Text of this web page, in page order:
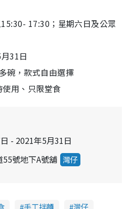
17:30；星期六日及公眾
31日
碗，款式自由選擇
用、只限堂食
- 2021年5月31日
號地下A號舖 灣仔
手工拌麵 灣仔